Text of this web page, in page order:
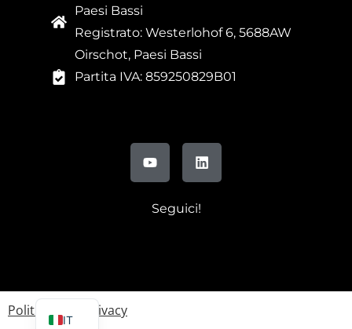
Paesi Bassi
Registrato: Westerlohof 6, 5688AW
Oirschot, Paesi Bassi
Partita IVA: 859250829B01
Seguici!
Politica sulla privacy
IT
EN